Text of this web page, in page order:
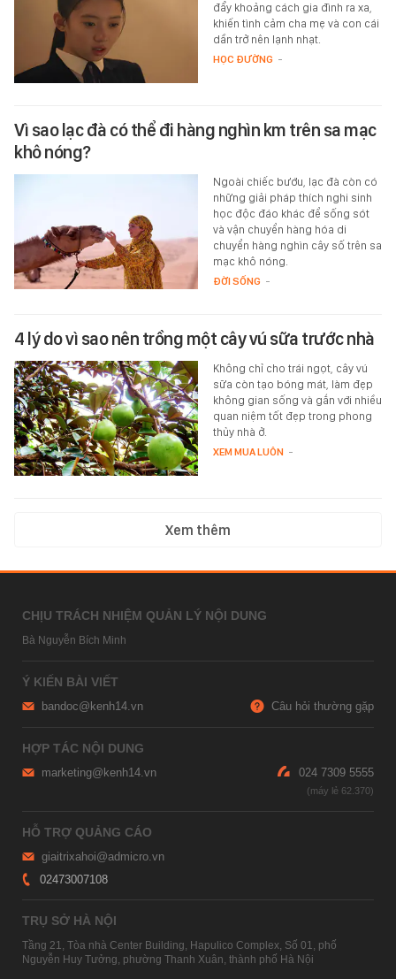
đẩy khoảng cách gia đình ra xa,
khiến tình cảm cha mẹ và con cái
dần trở nên lạnh nhạt.
HỌC ĐƯỜNG -
Vì sao lạc đà có thể đi hàng nghìn km trên sa mạc
khô nóng?
Ngoài chiếc bướu, lạc đà còn có
những giải pháp thích nghi sinh
học độc đáo khác để sống sót
và vận chuyển hàng hóa di
chuyển hàng nghìn cây số trên sa
mạc khô nóng.
ĐỜI SỐNG -
4 lý do vì sao nên trồng một cây vú sữa trước nhà
Không chỉ cho trái ngọt, cây vú
sữa còn tạo bóng mát, làm đẹp
không gian sống và gắn với nhiều
quan niệm tốt đẹp trong phong
thủy nhà ở.
XEM MUA LUÔN -
Xem thêm
CHỊU TRÁCH NHIỆM QUẢN LÝ NỘI DUNG
Bà Nguyễn Bích Minh
Ý KIẾN BÀI VIẾT
bandoc@kenh14.vn Câu hỏi thường gặp
HỢP TÁC NỘI DUNG
marketing@kenh14.vn 024 7309 5555
HỖ TRỢ QUẢNG CÁO
giaitrixahoi@admicro.vn
02473007108
TRỤ SỞ HÀ NỘI
Tầng 21, Tòa nhà Center Building, Hapulico Complex, Số 01, phố
Nguyễn Huy Tưởng, phường Thanh Xuân, thành phố Hà Nội